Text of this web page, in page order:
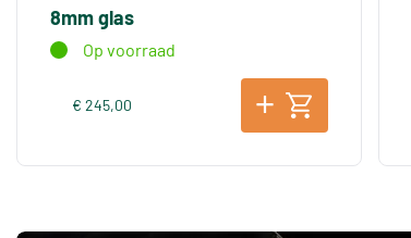
8mm glas
Op voorraad
€ 245,00